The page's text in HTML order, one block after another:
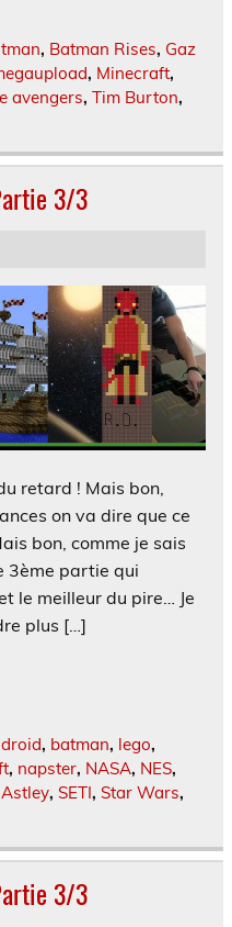
, Batman Rises, Gaz
, Minecraft,
avengers, Tim Burton,
3/3
retard ! Mais bon,
on va dire que ce
bon, comme je sais
3ème partie qui
le meilleur du pire… Je
plus […]
, batman, lego,
, napster, NASA, NES,
, SETI, Star Wars,
3/3